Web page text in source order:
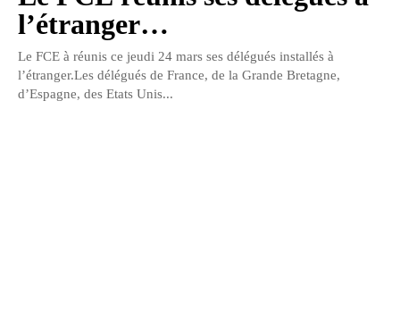
l’étranger…
Le FCE à réunis ce jeudi 24 mars ses délégués installés à
l’étranger.Les délégués de France, de la Grande Bretagne,
d’Espagne, des Etats Unis...